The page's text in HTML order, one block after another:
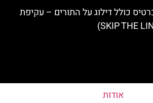
כרטיס כולל דילוג על התורים – עקיפת
אודות